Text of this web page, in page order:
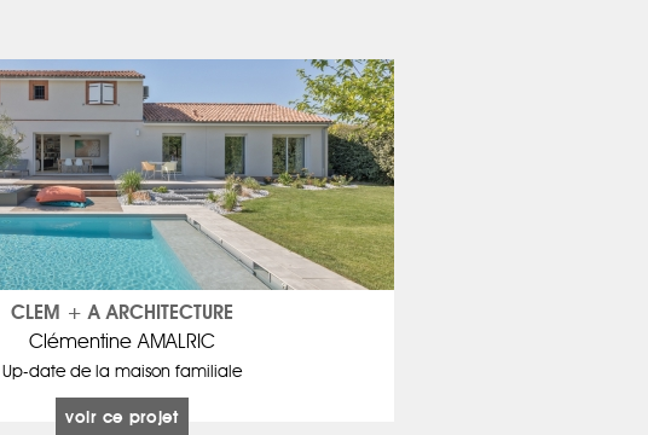
CLEM + A ARCHITECTURE
Clémentine AMALRIC
Up-date de la maison familiale
voir ce projet